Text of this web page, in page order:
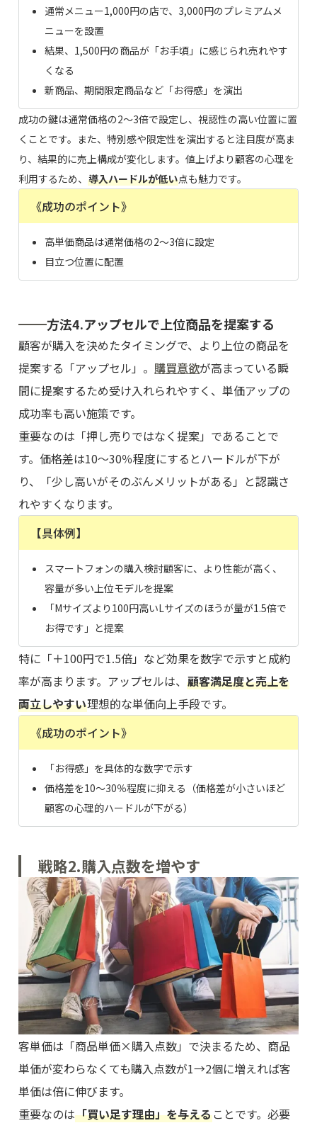
通常メニュー1,000円の店で、3,000円のプレミアムメ
ニューを設置
結果、1,500円の商品が「お手頃」に感じられ売れやす
くなる
新商品、期間限定商品など「お得感」を演出
成功の鍵は通常価格の2〜3倍で設定し、視認性の高い位置に置
くことです。また、特別感や限定性を演出すると注目度が高ま
り、結果的に売上構成が変化します。値上げより顧客の心理を
利用するため、導入ハードルが低い点も魅力です。
《成功のポイント》
高単価商品は通常価格の2〜3倍に設定
目立つ位置に配置
方法4.アップセルで上位商品を提案する
顧客が購入を決めたタイミングで、より上位の商品を
提案する「アップセル」。購買意欲が高まっている瞬
間に提案するため受け入れられやすく、単価アップの
成功率も高い施策です。
重要なのは「押し売りではなく提案」であることで
す。価格差は10〜30％程度にするとハードルが下が
り、「少し高いがそのぶんメリットがある」と認識さ
れやすくなります。
【具体例】
スマートフォンの購入検討顧客に、より性能が高く、
容量が多い上位モデルを提案
「Mサイズより100円高いLサイズのほうが量が1.5倍で
お得です」と提案
特に「＋100円で1.5倍」など効果を数字で示すと成約
率が高まります。アップセルは、顧客満足度と売上を
両立しやすい理想的な単価向上手段です。
《成功のポイント》
「お得感」を具体的な数字で示す
価格差を10〜30％程度に抑える（価格差が小さいほど
顧客の心理的ハードルが下がる）
戦略2.購入点数を増やす
客単価は「商品単価×購入点数」で決まるため、商品
単価が変わらなくても購入点数が1→2個に増えれば客
単価は倍に伸びます。
重要なのは「買い足す理由」を与えることです。必要